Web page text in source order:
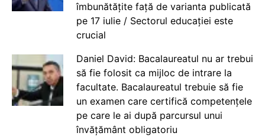
îmbunătățite față de varianta publicată
pe 17 iulie / Sectorul educației este
crucial
Daniel David: Bacalaureatul nu ar trebui
să fie folosit ca mijloc de intrare la
facultate. Bacalaureatul trebuie să fie
un examen care certifică competențele
pe care le ai după parcursul unui
învățământ obligatoriu